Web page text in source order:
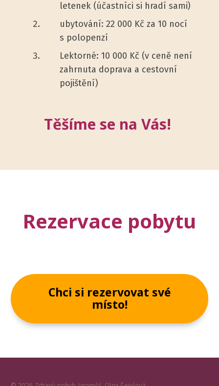
letenek (účastníci si hradí sami)
ubytování: 22 000 Kč za 10 nocí
s polopenzí
Lektorné: 10 000 Kč (v ceně není
zahrnuta doprava a cestovní
pojištění)
Těšíme se na Vás!
Rezervace pobytu
Chci si rezervovat své
místo!